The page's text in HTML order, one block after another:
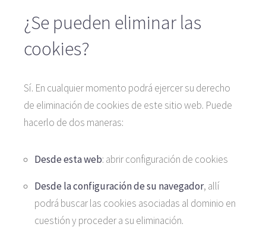
¿Se pueden eliminar las
cookies?
Sí. En cualquier momento podrá ejercer su derecho
de eliminación de cookies de este sitio web. Puede
hacerlo de dos maneras:
Desde esta web: abrir configuración de cookies
Desde la configuración de su navegador, allí
podrá buscar las cookies asociadas al dominio en
cuestión y proceder a su eliminación.